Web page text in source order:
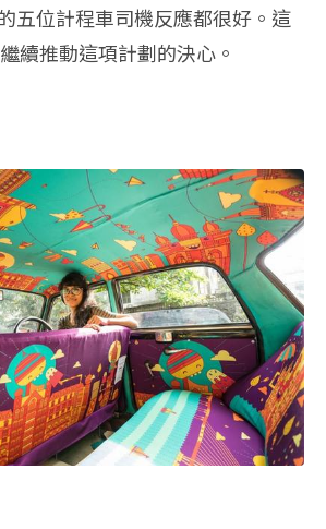
五位計程車司機反應都很好。這
續推動這項計劃的決心。